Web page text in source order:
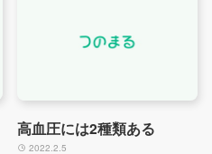
高血圧には2種類ある
2022.2.5